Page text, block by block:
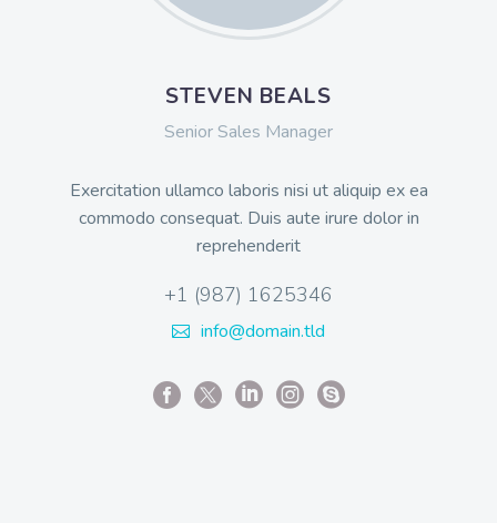
STEVEN BEALS
Senior Sales Manager
Exercitation ullamco laboris nisi ut aliquip ex ea
commodo consequat. Duis aute irure dolor in
reprehenderit
+1 (987) 1625346
info@domain.tld